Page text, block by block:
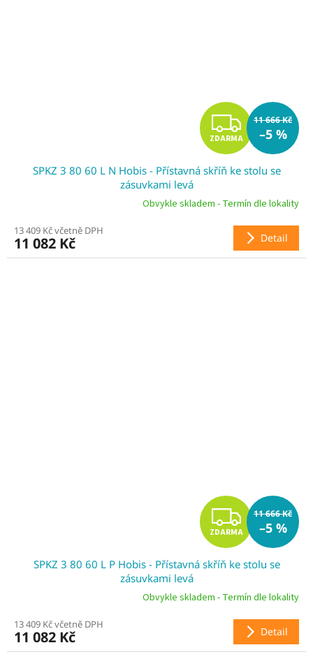
Z
D
A
R
M
ZDARMA
11 666 Kč
–5 %
SPKZ 3 80 60 L N Hobis - Přístavná skříň ke stolu se
zásuvkami levá
Obvykle skladem - Termín dle lokality
13 409 Kč včetně DPH
11 082 Kč Detail
Z
D
A
R
M
ZDARMA
11 666 Kč
–5 %
SPKZ 3 80 60 L P Hobis - Přístavná skříň ke stolu se
zásuvkami levá
Obvykle skladem - Termín dle lokality
13 409 Kč včetně DPH
11 082 Kč Detail